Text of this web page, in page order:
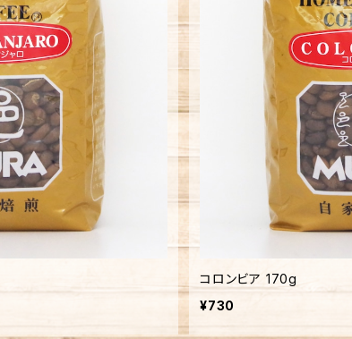
コロンビア 170g
¥730